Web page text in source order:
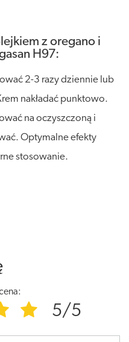
z oregano i
H97:
2-3 razy dziennie lub
nakładać punktowo.
na oczyszczoną i
Optymalne efekty
stosowanie.
5/5